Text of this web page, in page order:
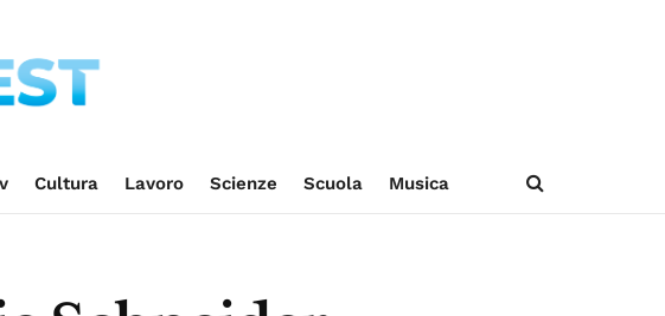
Cultura Lavoro Scienze Scuola Musica